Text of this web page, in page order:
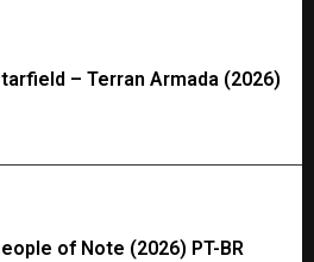
– Terran Armada (2026)
of Note (2026) PT-BR